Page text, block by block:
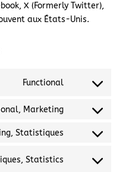
X (Formerly Twitter),
aux États-Unis.
Functional
Consent
service
themes)
Marketing
Consent
tiktok
Statistiques
Consent
service
Statistics
Consent